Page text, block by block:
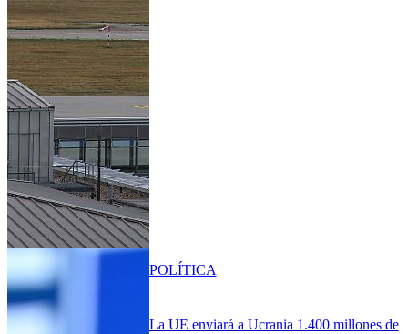
La UE enviará a Ucrania 1.400 millones de
POLÍTICA